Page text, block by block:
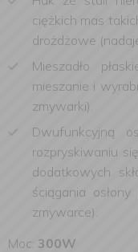
ciężkich mas
drożdżowe
Mieszadło
mieszanie i
zmywarki).
Dwufunkcyjną
rozpryskiwaniu
dodatkowych
ściągania
zmywarce).
Moc: 300W